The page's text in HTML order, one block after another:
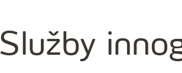
Služby